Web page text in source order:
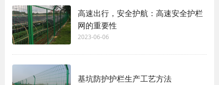
高速出行，安全护航：高速安全护栏
网的重要性
2023-06-06
基坑防护护栏生产工艺方法